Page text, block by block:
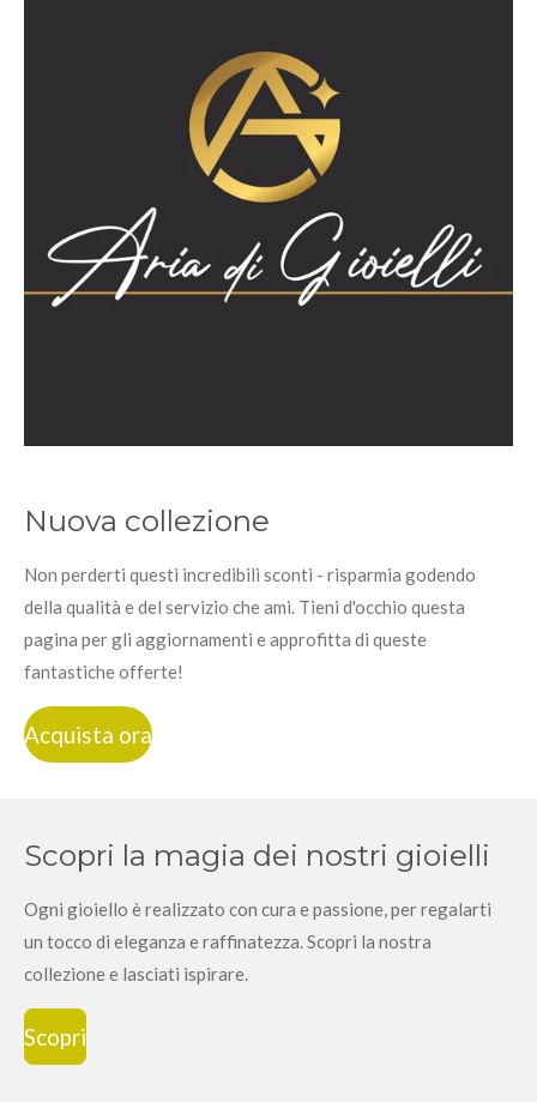
Nuova collezione
Non perderti questi incredibili sconti - risparmia godendo
della qualità e del servizio che ami. Tieni d'occhio questa
pagina per gli aggiornamenti e approfitta di queste
fantastiche offerte!
Acquista ora
Scopri la magia dei nostri gioielli
Ogni gioiello è realizzato con cura e passione, per regalarti
un tocco di eleganza e raffinatezza. Scopri la nostra
collezione e lasciati ispirare.
Scopri